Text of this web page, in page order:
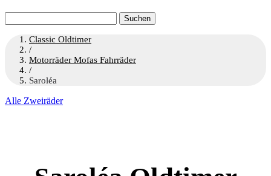
nach:
Classic Oldtimer
/
Motorräder Mofas Fahrräder
/
Saroléa
Alle Zweiräder